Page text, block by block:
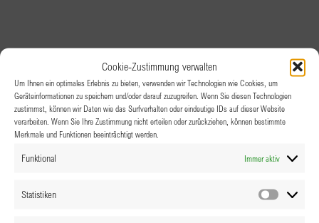
Cookie-Zustimmung verwalten
Um Ihnen ein optimales Erlebnis zu bieten, verwenden wir Technologien wie Cookies, um
Geräteinformationen zu speichern und/oder darauf zuzugreifen. Wenn Sie diesen Technologien
zustimmst, können wir Daten wie das Surfverhalten oder eindeutige IDs auf dieser Website
verarbeiten. Wenn Sie Ihre Zustimmung nicht erteilen oder zurückziehen, können bestimmte
Merkmale und Funktionen beeinträchtigt werden.
Funktional Immer aktiv
Statistiken
Teilen Sie diesen Beitrag, wählen Sie Ihre Plattform!
Facebook
X RedditLinkedInWhatsApp
TumblrPinterest
Vk
E-
Mail
BPW Salzkammergut
Höhlenwanderung, BPW